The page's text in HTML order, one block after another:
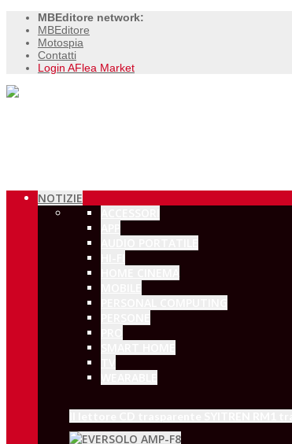
MBEditore network:
MBEditore
Motospia
Contatti
Login AFlea Market
NOTIZIE